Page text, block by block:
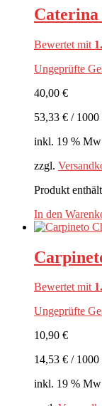
Bewertet mit
Ungeprüfte
40,00 €
53,33 € / 1000
inkl. 19 %
zzgl.
Produkt
In den
Bewertet mit
Ungeprüfte
10,90 €
14,53 € / 1000
inkl. 19 %